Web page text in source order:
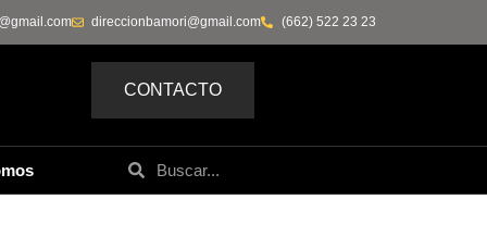
(662) 522 23 23
direccionbamori@gmail.com
CONTACTO